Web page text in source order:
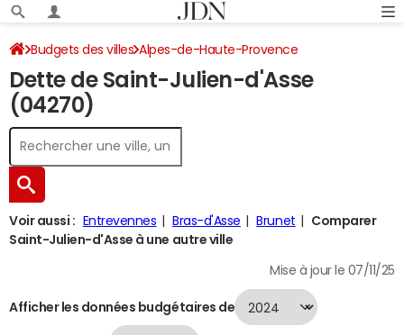
Budgets des villes Alpes-de-Haute-Provence
Saint-Julien-d'Asse Dette au 31/12/2024
Dette de Saint-Julien-d'Asse
(04270)
Voir aussi : Entrevennes Bras-d'Asse Brunet
Comparer
Saint-Julien-d'Asse à une autre ville
Mise à jour le 07/11/25
Afficher les données budgétaires de